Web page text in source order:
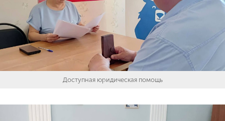
Доступная юридическая помощь